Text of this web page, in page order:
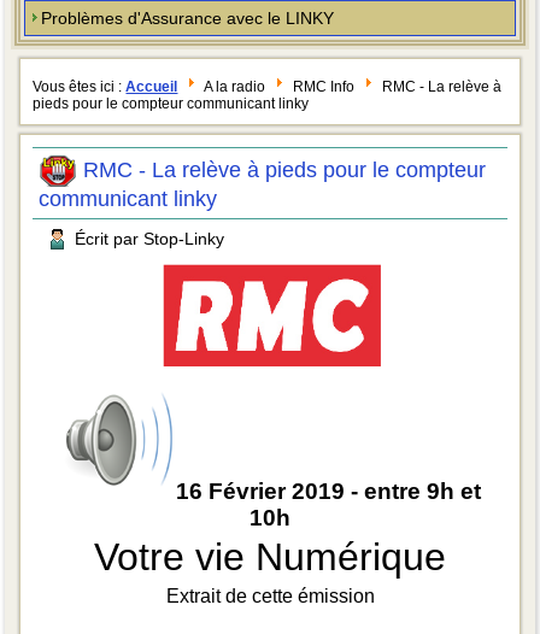
Problèmes d'Assurance avec le LINKY
Vous êtes ici :Accueil A la radio RMC Info
RMC - La relève à
pieds pour le compteur communicant linky
RMC - La relève à pieds pour le compteur
communicant linky
Écrit par Stop-Linky
16 Février 2019 - entre 9h et
10h
Votre vie Numérique
Extrait de cette émission